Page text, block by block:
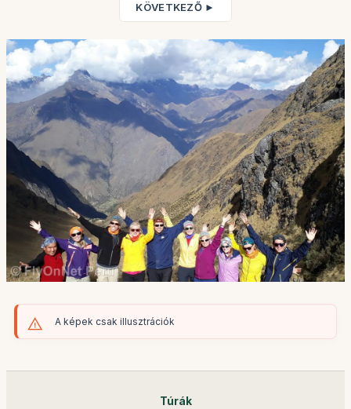
KÖVETKEZŐ ►
A képek csak illusztrációk
Túrák